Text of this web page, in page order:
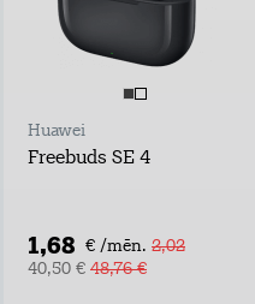
Huawei
Freebuds SE 4
1,68 € /mēn. 2,02
40,50 € 48,76 €